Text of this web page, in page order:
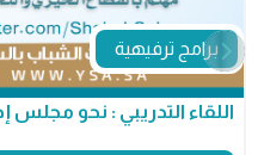
برامج ترفيهية
اللقاء التدريبي : نحو مجلس